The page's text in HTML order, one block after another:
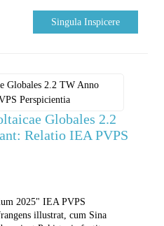
Singula Inspicere
Globales 2.2
Relatio IEA PVPS
2025" IEA PVPS
illustrat, cum Sina